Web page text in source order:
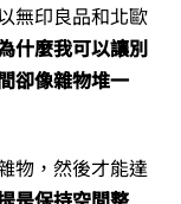
無印良品和北歐
什麼我可以讓別
卻像雜物堆一
物，然後才能達